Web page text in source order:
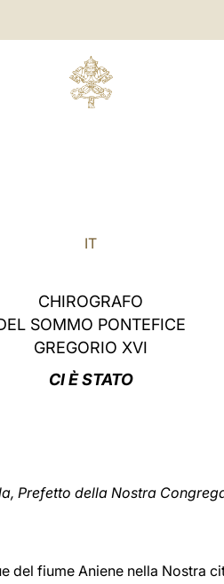
IT
CHIROGRAFO
SOMMO PONTEFICE
GREGORIO XVI
CI È STATO
Prefetto della Nostra
del fiume Aniene nella Nostra